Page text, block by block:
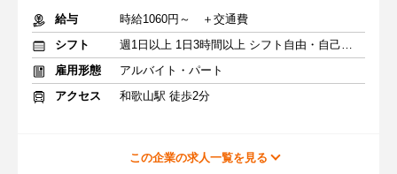
給与
時給1060円～ ＋交通費
シフト
週1日以上 1日3時間以上 シフト自由・自己申告
雇用形態
アルバイト・パート
アクセス
和歌山駅 徒歩2分
この企業の求人一覧を見る